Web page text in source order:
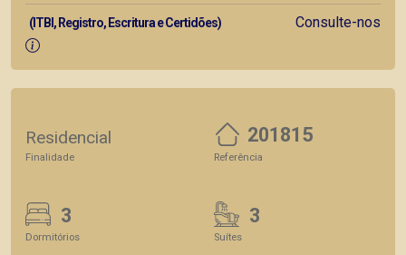
(ITBI, Registro, Escritura e Certidões) Consulte-nos
Residencial
Finalidade
201815
Referência
3
Dormitórios
3
Suítes